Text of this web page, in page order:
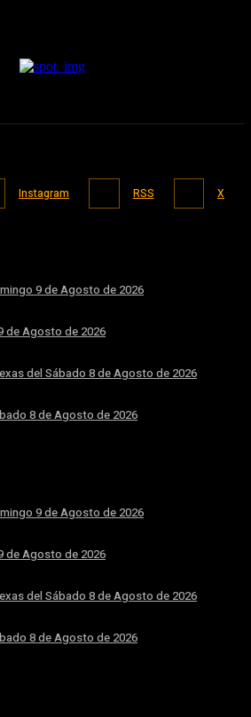
Instagram RSS X
9 de Agosto de 2026
de Agosto de 2026
del Sábado 8 de Agosto de 2026
8 de Agosto de 2026
9 de Agosto de 2026
de Agosto de 2026
del Sábado 8 de Agosto de 2026
8 de Agosto de 2026